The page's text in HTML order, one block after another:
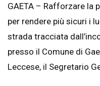
GAETA – Rafforzare la
per rendere più sicuri i
strada tracciata
presso il Comune di
Leccese, il Segretario